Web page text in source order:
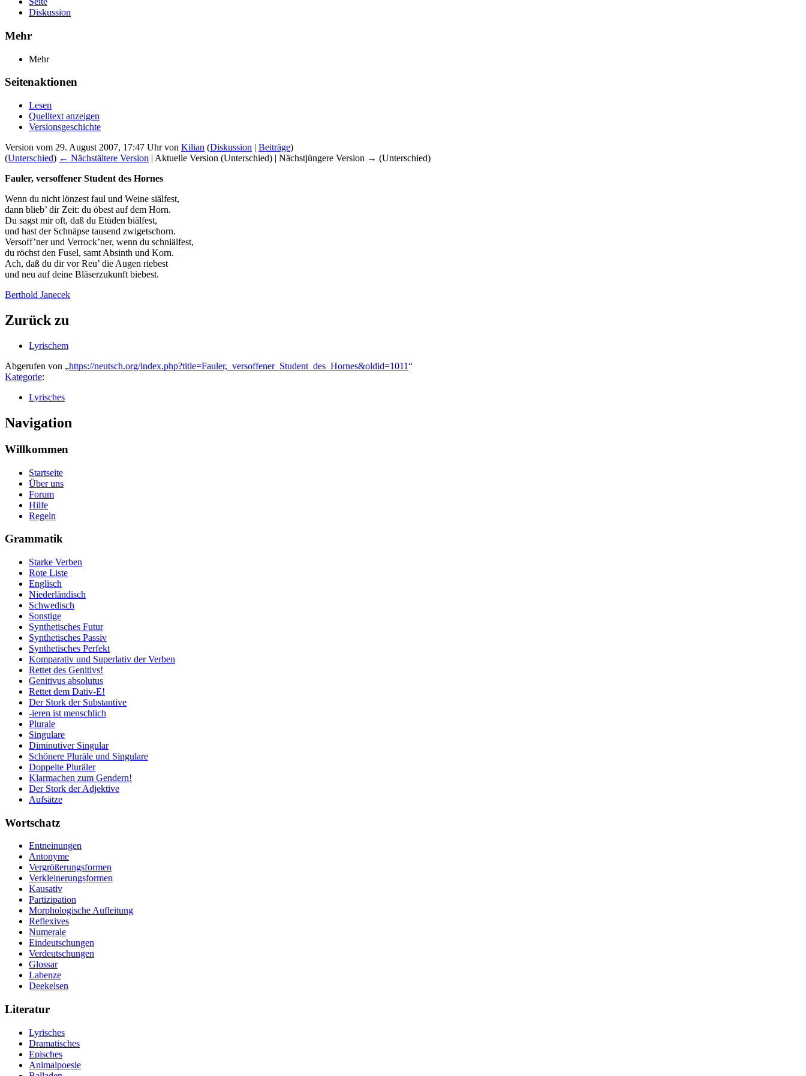
Diskussion
Mehr
Mehr
Seitenaktionen
Lesen
Quelltext anzeigen
Versionsgeschichte
Version vom 29. August 2007, 17:47 Uhr von Kilian (Diskussion | Beiträge)
(Unterschied) ← Nächstältere Version | Aktuelle Version (Unterschied) | Nächstjüngere Version → (Unterschied)
Fauler, versoffener Student des Hornes
Wenn du nicht lönzest faul und Weine siälfest,
dann blieb’ dir Zeit: du öbest auf dem Horn.
Du sagst mir oft, daß du Etüden biälfest,
und hast der Schnäpse tausend zwigetschorn.
Versoff’ner und Verrock’ner, wenn du schniälfest,
du röchst den Fusel, samt Absinth und Korn.
Ach, daß du dir vor Reu’ die Augen riebest
und neu auf deine Bläserzukunft biebest.
Berthold Janecek
Zurück zu
Lyrischem
Abgerufen von „https://neutsch.org/index.php?title=Fauler,_versoffener_Student_des_Hornes&oldid=1011“
Kategorie:
Lyrisches
Navigation
Willkommen
Startseite
Über uns
Forum
Hilfe
Regeln
Grammatik
Starke Verben
Rote Liste
Englisch
Niederländisch
Schwedisch
Sonstige
Synthetisches Futur
Synthetisches Passiv
Synthetisches Perfekt
Komparativ und Superlativ der Verben
Rettet des Genitivs!
Genitivus absolutus
Rettet dem Dativ-E!
Der Stork der Substantive
-ieren ist menschlich
Plurale
Singulare
Diminutiver Singular
Schönere Pluräle und Singulare
Doppelte Pluräler
Klarmachen zum Gendern!
Der Stork der Adjektive
Aufsätze
Wortschatz
Entneinungen
Antonyme
Vergrößerungsformen
Verkleinerungsformen
Kausativ
Partizipation
Morphologische Aufleitung
Reflexives
Numerale
Eindeutschungen
Verdeutschungen
Glossar
Labenze
Deekelsen
Literatur
Lyrisches
Dramatisches
Episches
Animalpoesie